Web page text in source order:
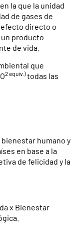
la que la unidad
de gases de
directo o
producto
de vida.
que
2 equiv.)todas las
humano y
en base a la
de felicidad y la
x Bienestar